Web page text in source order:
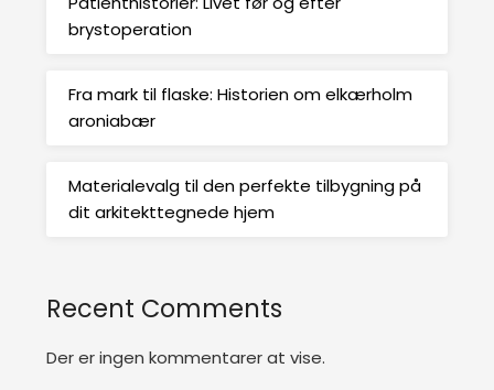
brystoperation
Fra mark til flaske: Historien om elkærholm
aroniabær
Materialevalg til den perfekte tilbygning på
dit arkitekttegnede hjem
Recent Comments
Der er ingen kommentarer at vise.